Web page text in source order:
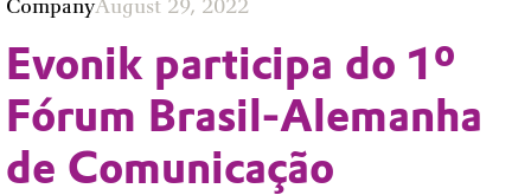
CompanyAugust 29, 2022
Evonik participa do 1º
Fórum Brasil-Alemanha
de Comunicação